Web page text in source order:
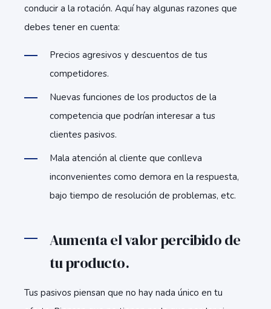
conducir a la rotación. Aquí hay algunas razones que
debes tener en cuenta:
Precios agresivos y descuentos de tus
competidores.
Nuevas funciones de los productos de la
competencia que podrían interesar a tus
clientes pasivos.
Mala atención al cliente que conlleva
inconvenientes como demora en la respuesta,
bajo tiempo de resolución de problemas, etc.
Aumenta el valor percibido de
tu producto.
Tus pasivos piensan que no hay nada único en tu